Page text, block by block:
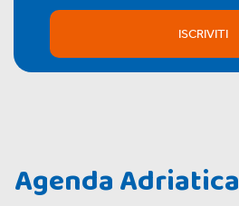
ISCRIVITI
Agenda Adriatica